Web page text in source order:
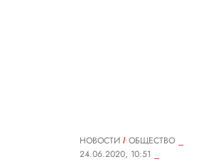
НОВОСТИ
ОБЩЕСТВО
24.06.2020, 10:51